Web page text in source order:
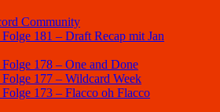
Community
181 – Draft Recap mit Jan
178 – One and Done
177 – Wildcard Week
173 – Flacco oh Flacco